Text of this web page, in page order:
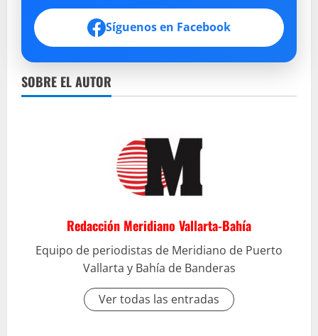
Síguenos en Facebook
SOBRE EL AUTOR
Redacción Meridiano Vallarta-Bahía
Equipo de periodistas de Meridiano de Puerto
Vallarta y Bahía de Banderas
Ver todas las entradas